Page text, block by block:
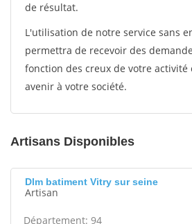
de résultat.
L'utilisation de notre service sans
permettra de recevoir des
fonction des creux de votre
avenir à votre société.
Artisans Disponibles
Dlm batiment Vitry sur seine
Artisan
Département: 94